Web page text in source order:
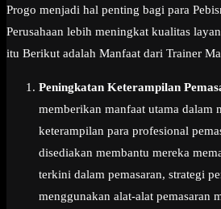
Progo menjadi hal penting bagi para
Perusahaan lebih meningkat kualitas
itu Berikut adalah Manfaat dari Trainer
Peningkatan Keterampilan
memberikan manfaat utama dalam
keterampilan para profesional
disediakan membantu mereka
terkini dalam pemasaran, strategi
menggunakan alat-alat pemasaran